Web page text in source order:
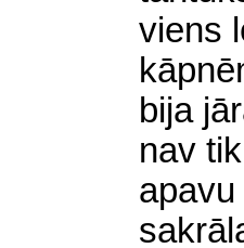
viens
bija
nav